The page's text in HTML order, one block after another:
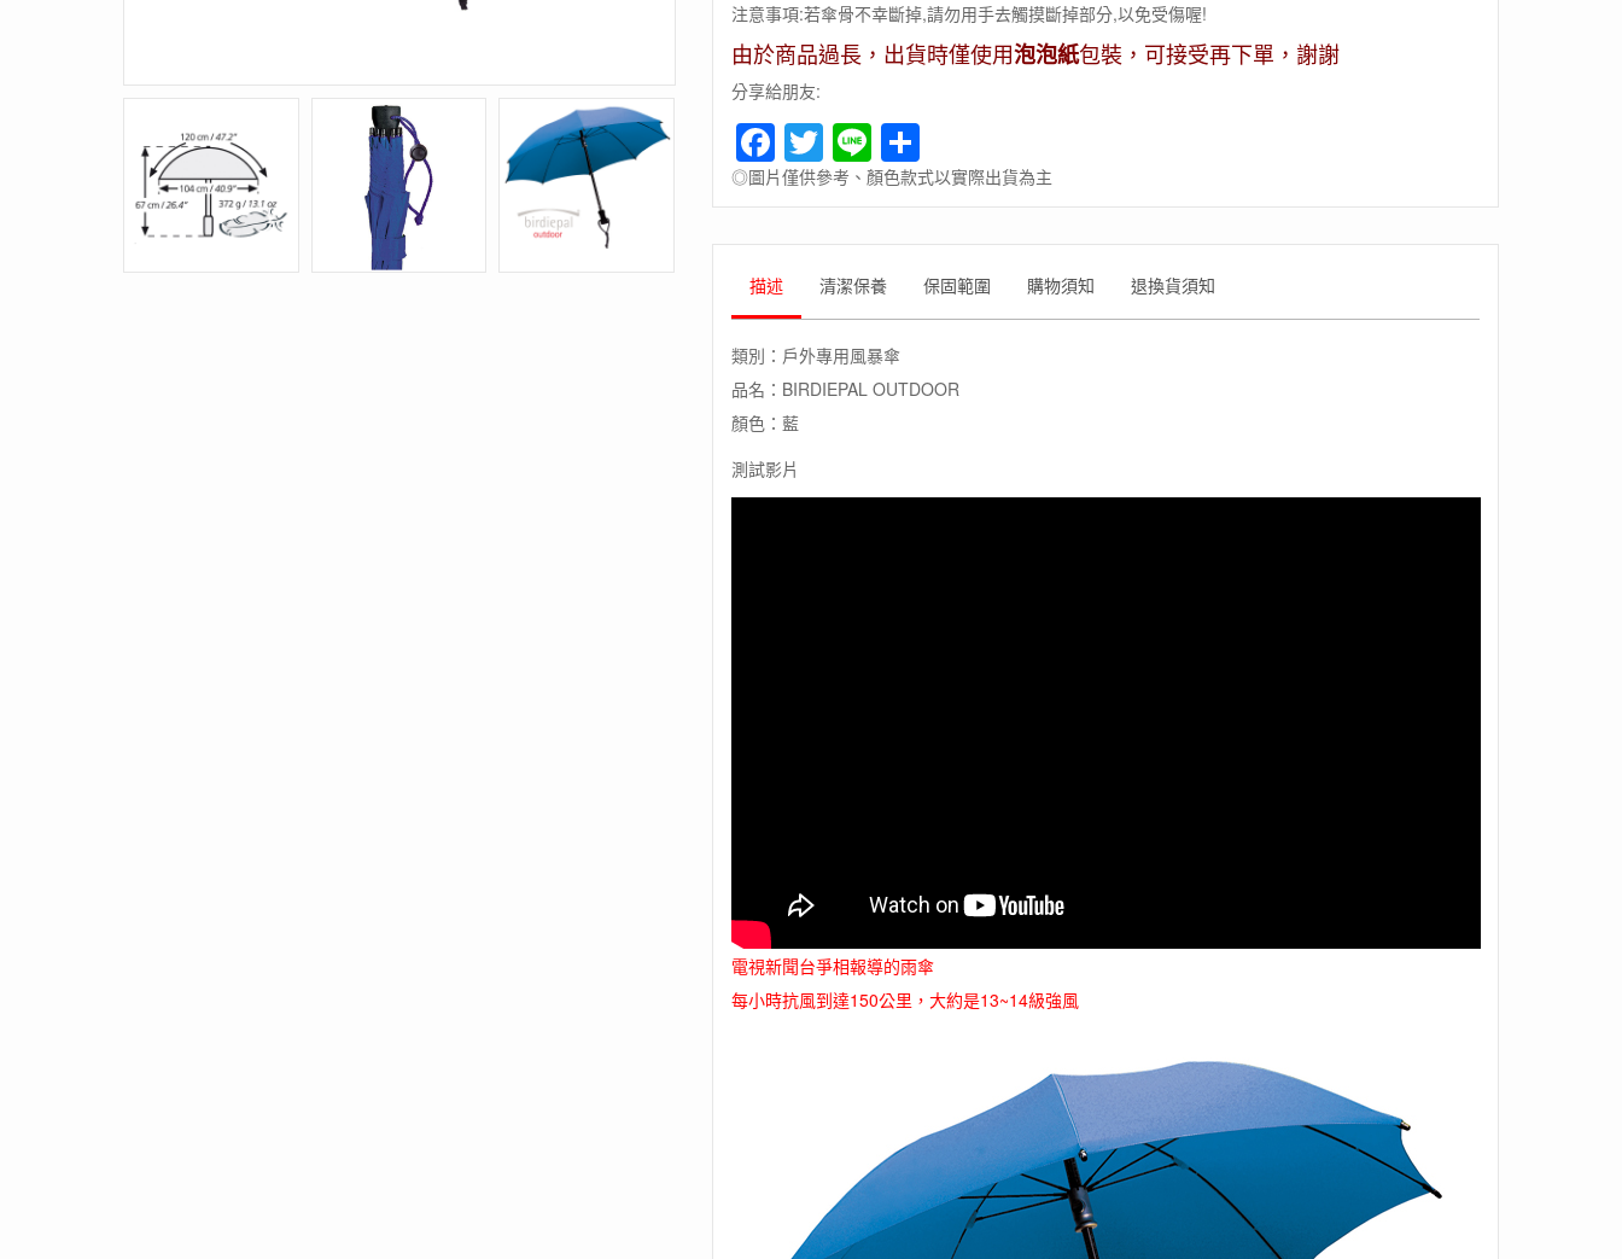
高
級
雨
傘
品
牌
BIRDIEPAL
OUTDOOR
戶
用
暴
傘
數
量
注意事項:若傘骨不幸斷掉,請勿用手去觸摸斷掉部分,以免受傷喔!
由於商品過長，出貨時僅使用泡泡紙包裝，可接受再下單，謝謝
分享給朋友:
Facebook
Twitter
LineShare
◎圖片僅供參考、顏色款式以實際出貨為主
描述 清潔保養 保固範圍 購物須知 退換貨須知
類別：戶外專用風暴傘
品名：BIRDIEPAL OUTDOOR
顏色：藍
測試影片
電視新聞台爭相報導的雨傘
每小時抗風到達150公里，大約是13~14級強風